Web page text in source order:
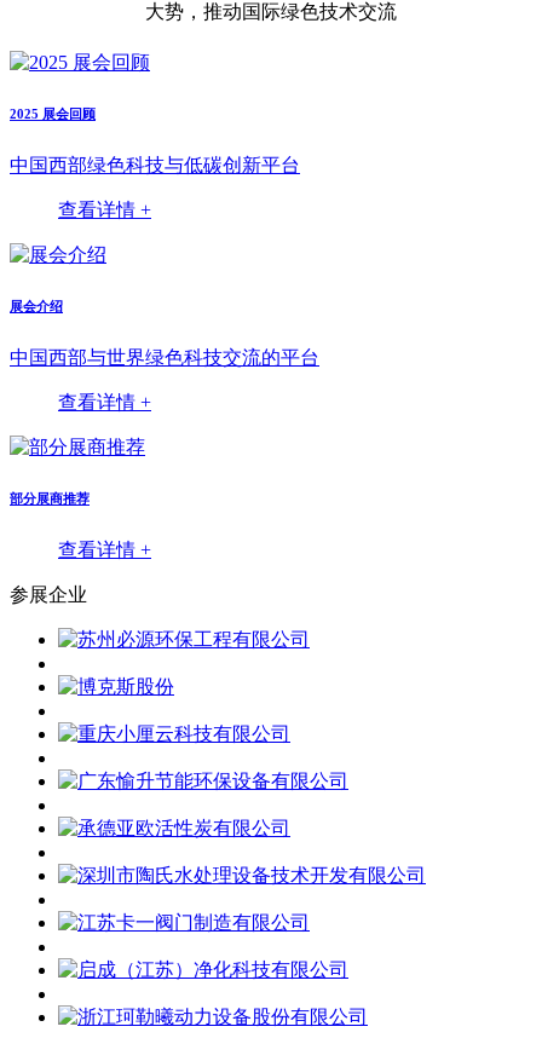
大势，推动国际绿色技术交流
2025 展会回顾
中国西部绿色科技与低碳创新平台
查看详情 +
展会介绍
中国西部与世界绿色科技交流的平台
查看详情 +
部分展商推荐
查看详情 +
参展企业